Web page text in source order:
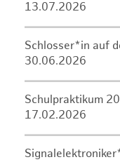
13.07.2026
Schlosser*in auf
30.06.2026
Schulpraktikum
17.02.2026